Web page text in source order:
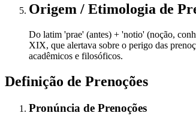
Origem / Etimologia de
Do latim 'prae' (antes) + 'notio' (noção,
XIX, que alertava sobre o perigo das
acadêmicos e filosóficos.
Definição de Prenoções
Pronúncia de Prenoções